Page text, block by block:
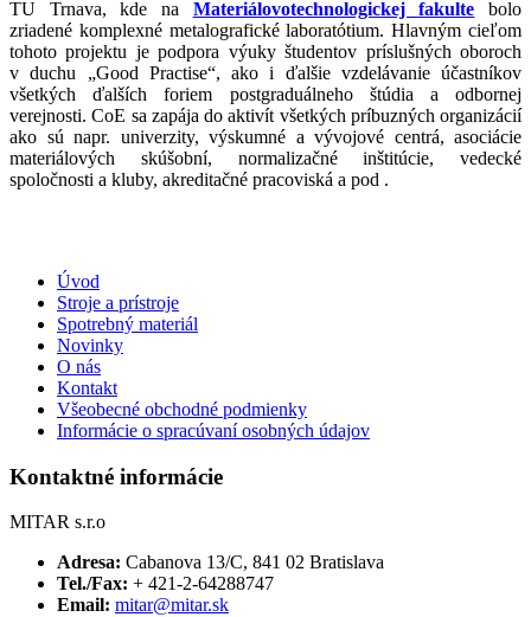
TU Trnava, kde na Materiálovotechnologickej fakulte bolo
zriadené komplexné metalografické laboratótium. Hlavným cieľom
tohoto projektu je podpora výuky študentov príslušných oboroch
v duchu „Good Practise“, ako i ďalšie vzdelávanie účastníkov
všetkých ďalších foriem postgraduálneho štúdia a odbornej
verejnosti. CoE sa zapája do aktivít všetkých príbuzných organizácií
ako sú napr. univerzity, výskumné a vývojové centrá, asociácie
materiálových skúšobní, normalizačné inštitúcie, vedecké
spoločnosti a kluby, akreditačné pracoviská a pod .
Úvod
Stroje a prístroje
Spotrebný materiál
Novinky
O nás
Kontakt
Všeobecné obchodné podmienky
Informácie o spracúvaní osobných údajov
Kontaktné informácie
MITAR s.r.o
Adresa: Cabanova 13/C, 841 02 Bratislava
Tel./Fax: + 421-2-64288747
Email: mitar@mitar.sk